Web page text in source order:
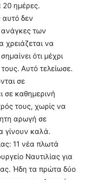
20 ημέρες.
δεν
ανάγκες των
χρειάζεται να
ότι μέχρι
Αυτό τελείωσε.
σε
σε καθημερινή
τους, χωρίς να
αρωγή σε
γίνουν καλά.
11 νέα πλωτά
Ναυτιλίας για
Ήδη τα πρώτα δύο